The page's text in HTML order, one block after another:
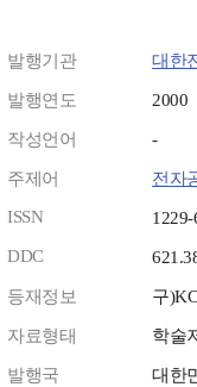
발행기관 대한
발행연도 2000
작성언어 -
주제어
전자
ISSN
1229-
DDC
등재정보 구
자료형태 학술
발행국 대한